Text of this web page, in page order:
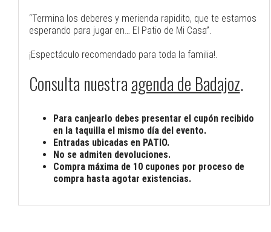
“Termina los deberes y merienda rapidito, que te estamos
esperando para jugar en… El Patio de Mi Casa”.
¡Espectáculo recomendado para toda la familia!.
Consulta nuestraagenda de Badajoz.
Para canjearlo debes presentar el cupón recibido
en la taquilla el mismo día del evento.
Entradas ubicadas en PATIO.
No se admiten devoluciones.
Compra máxima de 10 cupones por proceso de
compra hasta agotar existencias.